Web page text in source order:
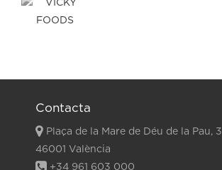
Contacta
Plaça de la Mare de Déu de la Pau, 3
46001 València
+34 961 603 000